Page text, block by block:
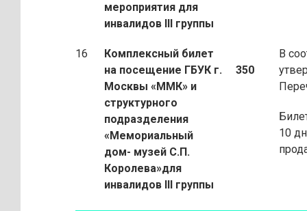
мероприятия для
инвалидов III группы
16
Комплексный билет
на посещение ГБУК г.
Москвы «ММК» и
структурного
подразделения
«Мемориальный
дом- музей С.П.
Королева»для
инвалидов III группы
350
В
10